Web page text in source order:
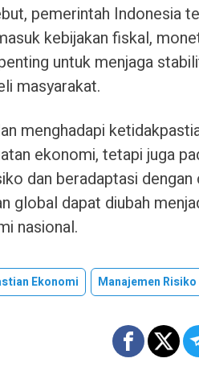
pemerintah Indonesia
kebijakan fiskal,
untuk menjaga
masyarakat.
menghadapi
ekonomi, tetapi juga
dan beradaptasi dengan
global dapat diubah
nasional.
Ekonomi Manajemen Risiko